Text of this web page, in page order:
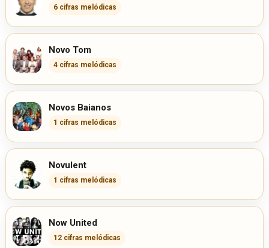
6 cifras melódicas
Novo Tom
4 cifras melódicas
Novos Baianos
1 cifras melódicas
Novulent
1 cifras melódicas
Now United
12 cifras melódicas